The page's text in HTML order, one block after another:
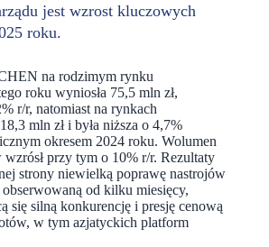
jest wzrost kluczowych
roku.
na rodzimym rynku
roku wyniosła 75,5 mln zł,
r/r, natomiast na rynkach
mln zł i była niższa o 4,7%
okresem 2024 roku. Wolumen
przy tym o 10% r/r. Rezultaty
strony niewielką poprawę nastrojów
od kilku miesięcy,
się silną konkurencję i presję cenową
w tym azjatyckich platform